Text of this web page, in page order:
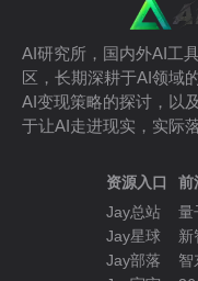
AI研究所，国内外AI工
区，长期深耕于AI领域
AI变现策略的探讨，以
于让AI走进现实，实际
资源入口
Jay总站
Jay星球
Jay部落
前
量
新
智